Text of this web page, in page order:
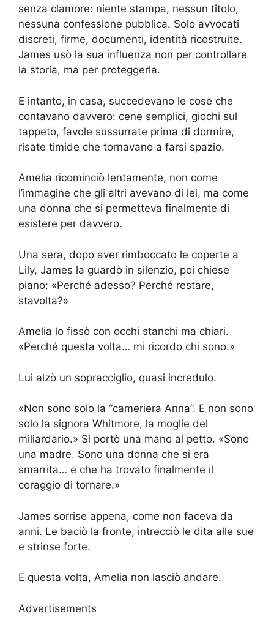
senza clamore: niente stampa, nessun titolo,
nessuna confessione pubblica. Solo avvocati
discreti, firme, documenti, identità ricostruite.
James usò la sua influenza non per controllare
la storia, ma per proteggerla.
E intanto, in casa, succedevano le cose che
contavano davvero: cene semplici, giochi sul
tappeto, favole sussurrate prima di dormire,
risate timide che tornavano a farsi spazio.
Amelia ricominciò lentamente, non come
l’immagine che gli altri avevano di lei, ma come
una donna che si permetteva finalmente di
esistere per davvero.
Una sera, dopo aver rimboccato le coperte a
Lily, James la guardò in silenzio, poi chiese
piano: «Perché adesso? Perché restare,
stavolta?»
Amelia lo fissò con occhi stanchi ma chiari.
«Perché questa volta… mi ricordo chi sono.»
Lui alzò un sopracciglio, quasi incredulo.
«Non sono solo la “cameriera Anna”. E non sono
solo la signora Whitmore, la moglie del
miliardario.» Si portò una mano al petto. «Sono
una madre. Sono una donna che si era
smarrita… e che ha trovato finalmente il
coraggio di tornare.»
James sorrise appena, come non faceva da
anni. Le baciò la fronte, intrecciò le dita alle sue
e strinse forte.
E questa volta, Amelia non lasciò andare.
Advertisements